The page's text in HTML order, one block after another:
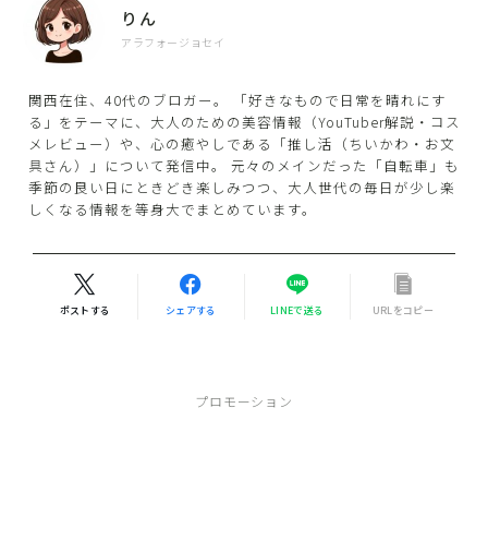
りん
アラフォージョセイ
関西在住、40代のブロガー。 「好きなもので日常を晴れにす
る」をテーマに、大人のための美容情報（YouTuber解説・コス
メレビュー）や、心の癒やしである「推し活（ちいかわ・お文
具さん）」について発信中。 元々のメインだった「自転車」も
季節の良い日にときどき楽しみつつ、大人世代の毎日が少し楽
しくなる情報を等身大でまとめています。
ポストする シェアする LINEで送る URLをコピー
プロモーション